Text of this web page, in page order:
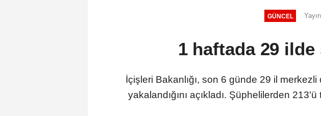
GÜNCEL
1 haftada 29 ilde
İçişleri Bakanlığı, son 6 günde 29 il
yakalandığını açıkladı. Şüphelilerden